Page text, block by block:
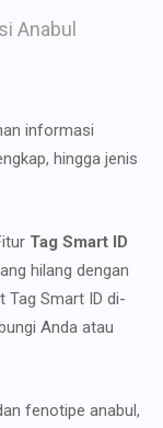
Anabul
informasi
hingga jenis
Tag Smart ID
hilang dengan
Tag Smart ID di-
Anda atau
fenotipe anabul,